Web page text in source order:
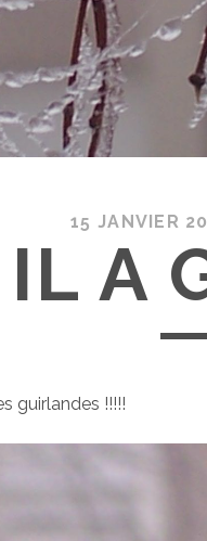
15 JANVIER
IL A
guirlandes !!!!!